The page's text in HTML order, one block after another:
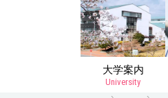
大学案内
University